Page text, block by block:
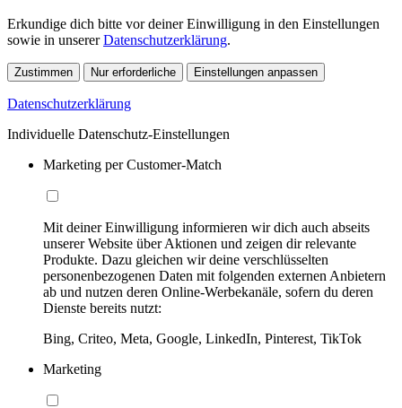
Erkundige dich bitte vor deiner Einwilligung in den Einstellungen
sowie in unsererDatenschutzerklärung.
Zustimmen Nur erforderliche Einstellungen anpassen
Datenschutzerklärung
Individuelle Datenschutz-Einstellungen
Marketing per Customer-Match
Mit deiner Einwilligung informieren wir dich auch abseits
unserer Website über Aktionen und zeigen dir relevante
Produkte. Dazu gleichen wir deine verschlüsselten
personenbezogenen Daten mit folgenden externen Anbietern
ab und nutzen deren Online-Werbekanäle, sofern du deren
Dienste bereits nutzt:
Bing, Criteo, Meta, Google, LinkedIn, Pinterest, TikTok
Marketing